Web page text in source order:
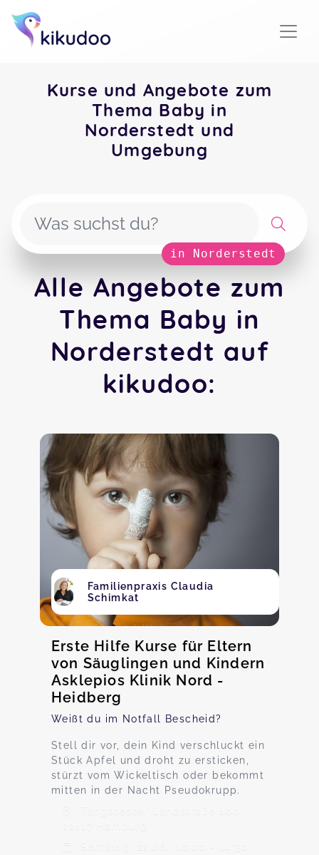
Kurse und Angebote zum
Thema Baby in
Norderstedt und
Umgebung
in Norderstedt
Alle Angebote zum
Thema Baby in
Norderstedt auf
kikudoo:
Familienpraxis Claudia
Schimkat
Erste Hilfe Kurse für Eltern
von Säuglingen und Kindern
Asklepios Klinik Nord -
Heidberg
Weißt du im Notfall Bescheid?
Stell dir vor, dein Kind verschluckt ein
Stück Apfel und droht zu ersticken,
stürzt vom Wickeltisch oder bekommt
mitten in der Nacht Pseudokrupp.
Tangstedter Landstraße 400,
22417 Hamburg
Samstag, 22.08., 10:00 - 14:30